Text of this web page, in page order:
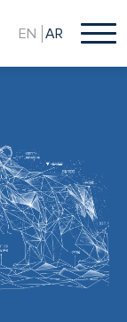
إلى
المحتوى
الرئيسي
EN AR